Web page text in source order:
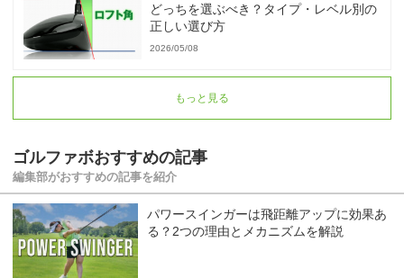
どっちを選ぶべき？タイプ・レベル別の
正しい選び方
2026/05/08
もっと見る
ゴルファボおすすめの記事
編集部がおすすめの記事を紹介
パワースインガーは飛距離アップに効果あ
る？2つの理由とメカニズムを解説